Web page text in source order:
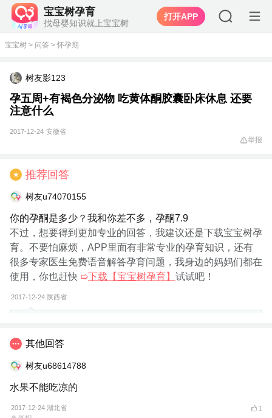
宝宝树孕育
找母婴知识就上宝宝树
打开APP
宝宝树 > 问答 > 怀孕期
树友影123
孕五周+有褐色分泌物 吃黄体酮胶囊卧床休息 还要
注意什么
2017-12-24 安徽省
举报
★ 推荐回答
树友u74070155
你的孕酮是多少？我和你差不多，孕酮7.9
不过，想要得到更加专业的回答，我建议还是下载宝宝树孕
育。不要怕麻烦，APP里面有非常专业的孕育知识，还有
很多专家医生免费语音解答孕育问题，我身边的妈妈们都在
使用，你也赶快 ➯下载【宝宝树孕育】 试试吧！
2017-12-24 陕西省
血少
其他回答
树友u68614788
水果不能吃凉的
2017-12-24 湖北省 1